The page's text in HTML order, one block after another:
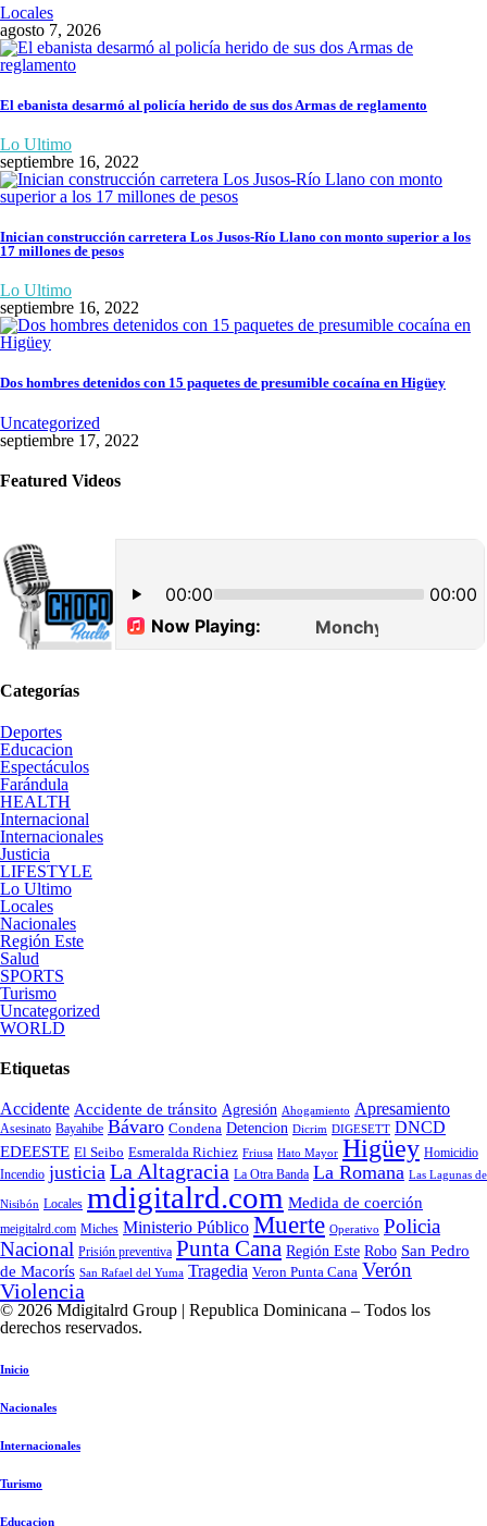
Locales
agosto 7, 2026
El ebanista desarmó al policía herido de sus dos Armas de reglamento
Lo Ultimo
septiembre 16, 2022
Inician construcción carretera Los Jusos-Río Llano con monto superior a los
17 millones de pesos
Lo Ultimo
septiembre 16, 2022
Dos hombres detenidos con 15 paquetes de presumible cocaína en Higüey
Uncategorized
septiembre 17, 2022
Featured Videos
Categorías
Deportes
Educacion
Espectáculos
Farándula
HEALTH
Internacional
Internacionales
Justicia
LIFESTYLE
Lo Ultimo
Locales
Nacionales
Región Este
Salud
SPORTS
Turismo
Uncategorized
WORLD
Etiquetas
Accidente Accidente de tránsito Agresión Ahogamiento Apresamiento
Asesinato Bayahibe Bávaro Condena Detencion Dicrim DIGESETT DNCD
EDEESTE El Seibo Esmeralda Richiez Friusa Hato Mayor Higüey Homicidio
Incendio justicia La Altagracia La Otra Banda La Romana Las Lagunas de
Nisibón Locales mdigitalrd.com Medida de coerción
meigitalrd.com Miches Ministerio Público Muerte Operativo Policia
Nacional Prisión preventiva Punta Cana Región Este Robo San Pedro
de Macorís San Rafael del Yuma Tragedia Veron Punta Cana Verón
Violencia
© 2026 Mdigitalrd Group | Republica Dominicana – Todos los
derechos reservados.
Inicio
Nacionales
Internacionales
Turismo
Educacion